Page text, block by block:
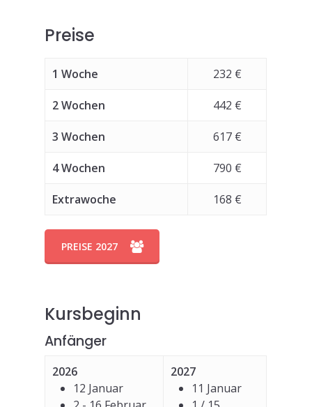
Preise
1 Woche 232 €
2 Wochen 442 €
3 Wochen 617 €
4 Wochen 790 €
Extrawoche 168 €
PREISE 2027
Kursbeginn
Anfänger
2026
12 Januar
2027
11 Januar